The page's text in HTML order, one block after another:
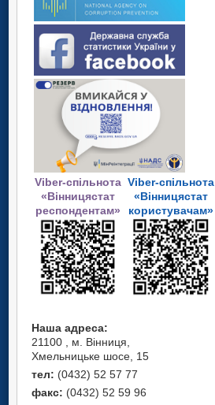
Viber-спільнота
«Вінницястат
респондентам»
Viber-спільнота
«Вінницястат
користувачам»
Наша адреса:
21100 , м. Вінниця,
Хмельницьке шосе, 15
тел: (0432) 52 57 77
факс: (0432) 52 59 96